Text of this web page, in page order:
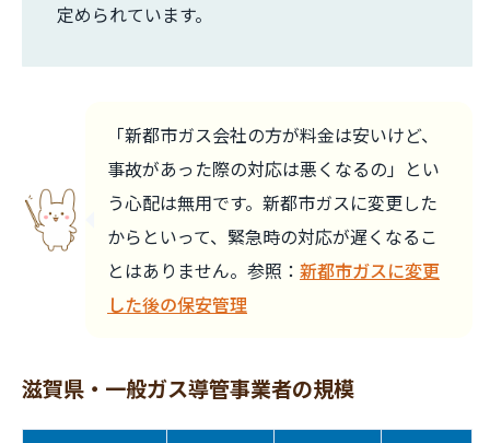
定められています。
「新都市ガス会社の方が料金は安いけど、
事故があった際の対応は悪くなるの」とい
う心配は無用です。新都市ガスに変更した
からといって、緊急時の対応が遅くなるこ
とはありません。参照： 新都市ガスに変更
した後の保安管理
滋賀県・一般ガス導管事業者の規模